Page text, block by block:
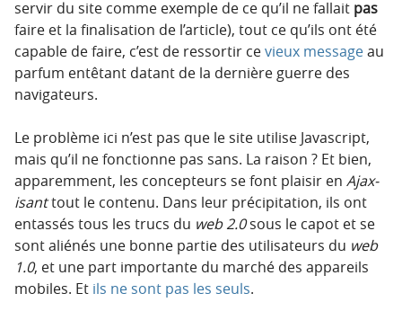
servir du site comme exemple de ce qu’il ne fallait pas
faire et la finalisation de l’article), tout ce qu’ils ont été
capable de faire, c’est de ressortir cevieux messageau
parfum entêtant datant de la dernière guerre des
navigateurs.
Le problème ici n’est pas que le site utilise Javascript,
mais qu’il ne fonctionne pas sans. La raison ? Et bien,
apparemment, les concepteurs se font plaisir en Ajax-
isanttout le contenu. Dans leur précipitation, ils ont
entassés tous les trucs du web 2.0sous le capot et se
sont aliénés une bonne partie des utilisateurs du web
1.0, et une part importante du marché des appareils
mobiles. Et ils ne sont pas les seuls.